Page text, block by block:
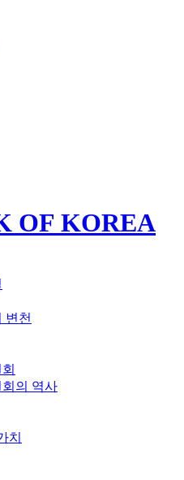
OF KOREA
변천
의 역사
치